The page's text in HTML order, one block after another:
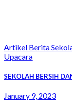
Artikel Berita
Upacara
SEKOLAH BERSIH
January 9, 2023